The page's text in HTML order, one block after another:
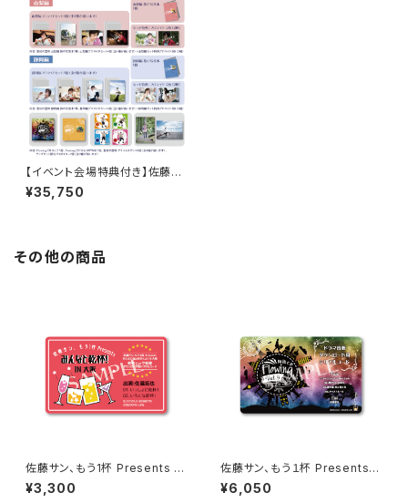
【イベント会場特典付き】佐藤サ
ン、もう１杯 Presents 報告会
蒼紅の霊峰 コンプリートセット
¥35,750
その他の商品
佐藤サン、もう1杯 Presents み
んなに会いに行くよ！IN 大阪 乾
杯トーク音源「みんなと乾杯! IN
¥3,300
佐藤サン、もう１杯 Presents
朗読CD Flowing Vol.9 ドラマ
音源ダウンロード用シリアルコ
¥6,050